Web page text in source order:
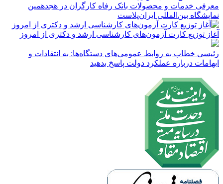
معرفی خدمات و محصولات بانک رفاه کارگران در هجدهمین
نمایشگاه بین‌المللی ایران‌پلاست
آغاز توزیع کارت آزمون‌های کارشناسی ارشد و دکتری از امروز
رئیسی خطاب به روابط عمومی‌های دستگاه‌ها: به انتقادات و
ابهامات درباره عملکرد دولت پاسخ بدهید